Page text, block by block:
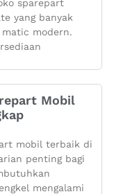
sparepart
yang banyak
modern.
Mobil
mobil terbaik di
penting bagi
mengalami